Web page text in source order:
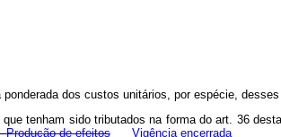
dos custos unitários, por espécie, desses
tenham sido tributados na forma do art. 36
Produção de efeitos Vigência encerrada